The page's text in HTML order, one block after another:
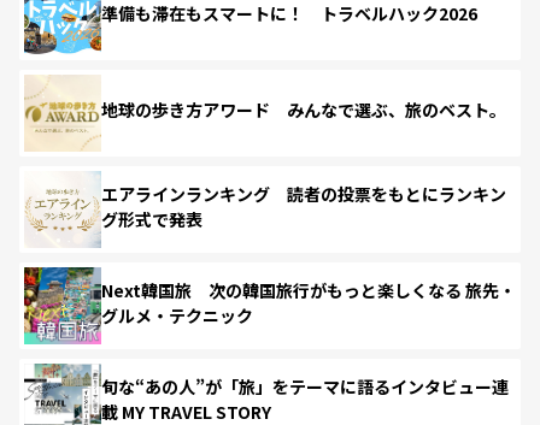
準備も滞在もスマートに！ トラベルハック2026
地球の歩き方アワード みんなで選ぶ、旅のベスト。
エアラインランキング 読者の投票をもとにランキン
グ形式で発表
Next韓国旅 次の韓国旅行がもっと楽しくなる 旅先・
グルメ・テクニック
旬な“あの人”が「旅」をテーマに語るインタビュー連
載 MY TRAVEL STORY